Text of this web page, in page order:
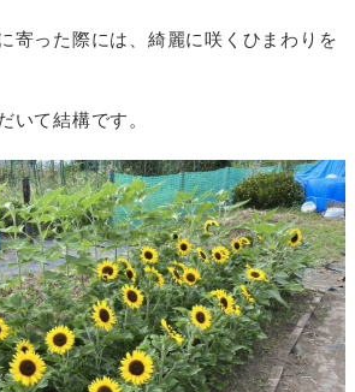
寄った際には、綺麗に咲くひまわりを
いて結構です。